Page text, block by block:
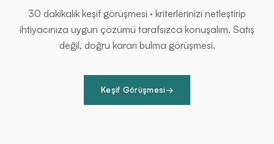
30 dakikalık keşif görüşmesi · kriterlerinizi netleştirip
ihtiyacınıza uygun çözümü tarafsızca konuşalım. Satış
değil, doğru kararı bulma görüşmesi.
Keşif Görüşmesi→